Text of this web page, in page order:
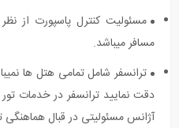
مسئولیت کنترل پاسپورت از
مسافر میباشد.
ترانسفر شامل تمامی هتل ها
دقت نمایید ترانسفر در خدمات
آژانس مسئولیتی در قبال